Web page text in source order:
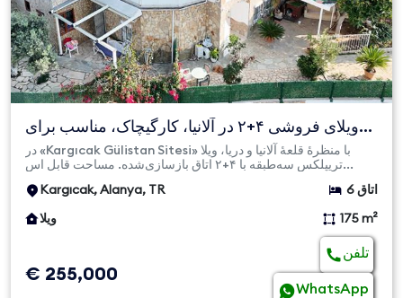
ویلای فروشی ۴+۲ در آلانیا، کارگیچاک، مناسب برای
اخذ تابعیت |...
در «Kargıcak Gülistan Sitesi» با منظرهٔ قلعهٔ آلانیا و دریا، ویلا
تریپلکس سه‌طبقه با ۴+۲ اتاق بازسازی‌شده. مساحت قابل اس...
Kargıcak, Alanya, TR
6 اتاق
ویلا
175 m²
€ 255,000
تلفن
WhatsApp